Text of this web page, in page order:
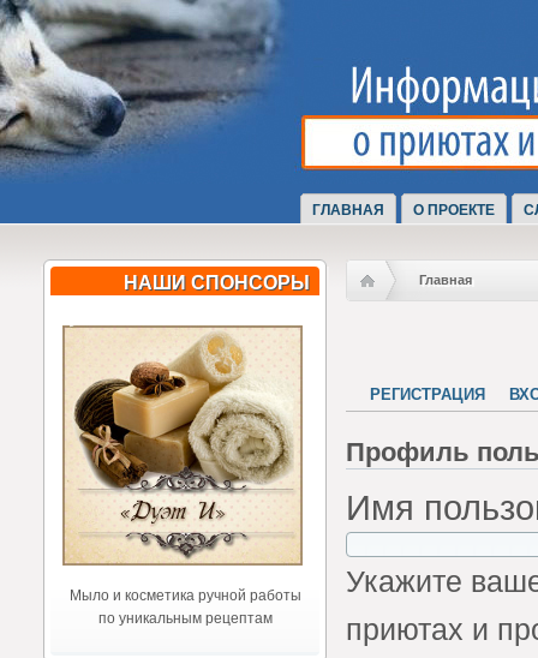
ГЛАВНАЯ О ПРОЕКТЕ
НАШИ СПОНСОРЫ
Мыло и косметика ручной работы
по уникальным рецептам
Главная
РЕГИСТРАЦИЯ
Профиль
Имя
Укажите
приютах и